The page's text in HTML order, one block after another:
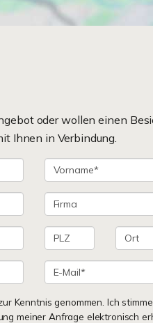
oder wollen einen
Ihnen in Verbindung.
Kenntnis genommen. Ich
meiner Anfrage elektronisch